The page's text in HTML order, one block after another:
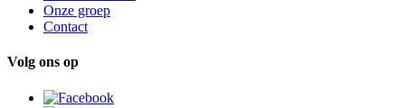
Onze groep
Contact
Volg ons op